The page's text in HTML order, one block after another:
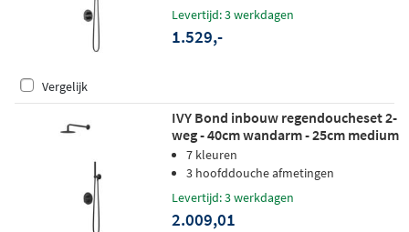
Levertijd: 3 werkdagen
1.529,-
Vergelijk
IVY Bond inbouw regendoucheset 2-
weg - 40cm wandarm - 25cm medium
hoofddouche rond - glijstang - satin
spray handdouche - mat zwart ped
7 kleuren
3 hoofddouche afmetingen
Levertijd: 3 werkdagen
2.009,01